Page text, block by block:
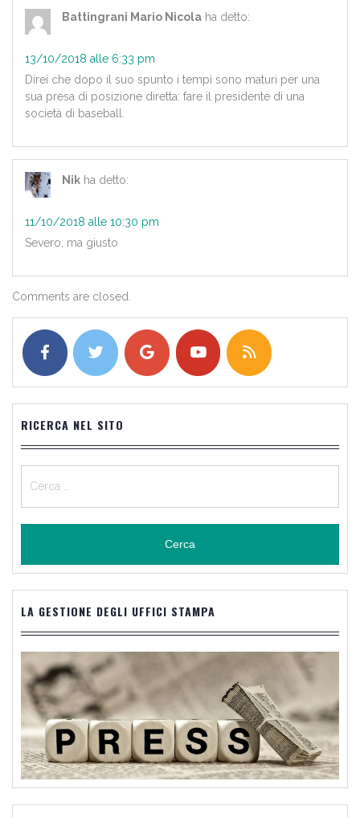
Battingrani Mario Nicola ha detto:
13/10/2018 alle 6:33 pm
Direi che dopo il suo spunto i tempi sono maturi per una
sua presa di posizione diretta: fare il presidente di una
società di baseball.
Nik ha detto:
11/10/2018 alle 10:30 pm
Severo, ma giusto
Comments are closed.
RICERCA NEL SITO
per:
LA GESTIONE DEGLI UFFICI STAMPA